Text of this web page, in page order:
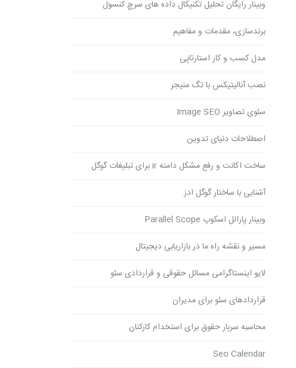
وبینار رایگان تحلیل تکنیکال داده های سرچ کنسول
برندسازی، مقدمات و مفاهیم
مدل کسب و کار استارتاپی
نصب آنالیتیکس با تگ منیجر
سئوی تصاویر Image SEO
اصطلاحات دنیای تدوین
ساخت اکانت و رفع مشکل دامنه ir برای تبلیغات گوگل
آشنایی با ساختار گوگل ادز
وبینار پارالل اسکوپ Parallel Scope
مسیر و نقشه راه ما در بازاریابی دیجیتال
لایو اینستاگرامی مسائل حقوقی و قراردادی سئو
قراردادهای سئو برای مدیران
محاسبه سربار حقوق برای استخدام کارکنان
Seo Calendar